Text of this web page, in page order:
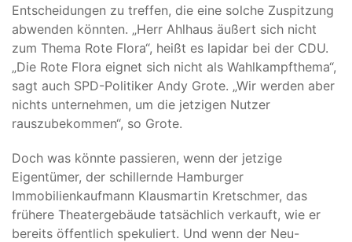
Entscheidungen zu treffen, die eine solche Zuspitzung
abwenden könnten. „Herr Ahlhaus äußert sich nicht
zum Thema Rote Flora“, heißt es lapidar bei der CDU.
„Die Rote Flora eignet sich nicht als Wahlkampfthema“,
sagt auch SPD-Politiker Andy Grote. „Wir werden aber
nichts unternehmen, um die jetzigen Nutzer
rauszubekommen“, so Grote.
Doch was könnte passieren, wenn der jetzige
Eigentümer, der schillernde Hamburger
Immobilienkaufmann Klausmartin Kretschmer, das
frühere Theatergebäude tatsächlich verkauft, wie er
bereits öffentlich spekuliert. Und wenn der Neu-